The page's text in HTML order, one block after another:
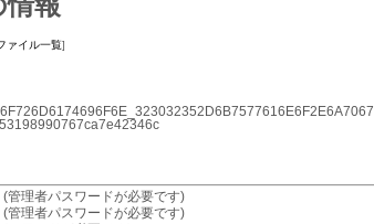
ァイル一覧]
管理者パスワードが必要です)
管理者パスワードが必要です)